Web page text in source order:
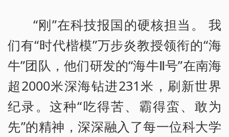
“刚”在科技报国的硬核担当。 我
们有“时代楷模”万步炎教授领衔的“海
牛”团队，他们研发的“海牛Ⅱ号”在南海
超2000米深海钻进231米，刷新世界
纪录。这种“吃得苦、霸得蛮、敢为
先”的精神，深深融入了每一位科大学